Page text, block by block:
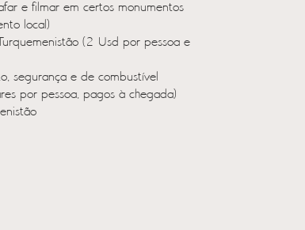
e filmar em certos monumentos
local)
(2 Usd por pessoa e
segurança e de combustível
por pessoa, pagos à chegada)